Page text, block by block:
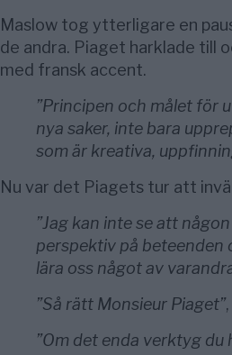
Maslow tog ytterligare en
de andra. Piaget harklade till
med fransk accent.
”Principen och målet för
nya saker, inte bara
som är kreativa,
Nu var det Piagets tur att
”Jag kan inte se att
perspektiv på beteenden
lära oss något av
”Så rätt Monsieur Piaget”
”Om det enda verktyg du